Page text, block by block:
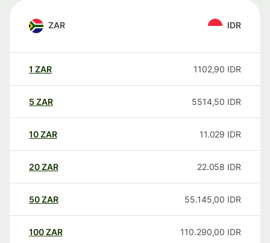
ZAR IDR
1 ZAR 1102,90 IDR
5 ZAR 5514,50 IDR
10ZAR 11.029 IDR
20ZAR 22.058 IDR
50ZAR 55.145,00 IDR
100ZAR 110.290,00 IDR